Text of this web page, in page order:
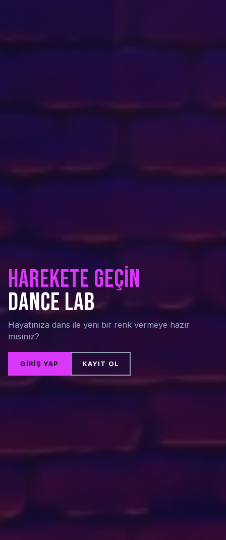
HAREKETE GEÇİN
DANCE LAB
Hayatınıza dans ile yeni bir renk vermeye hazır
mısınız?
GIRIŞ YAP KAYIT OL